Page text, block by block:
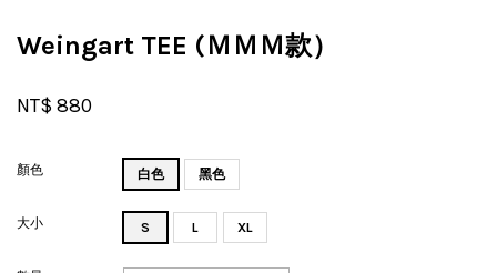
Weingart TEE (ＭＭＭ款）
NT$ 880
顏色 白色 黑色
大小 S L XL